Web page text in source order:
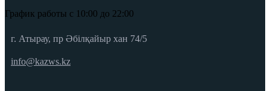
График работы с 10:00 до 22:00
г. Атырау, пр Әбілқайыр хан 74/5
info@kazws.kz